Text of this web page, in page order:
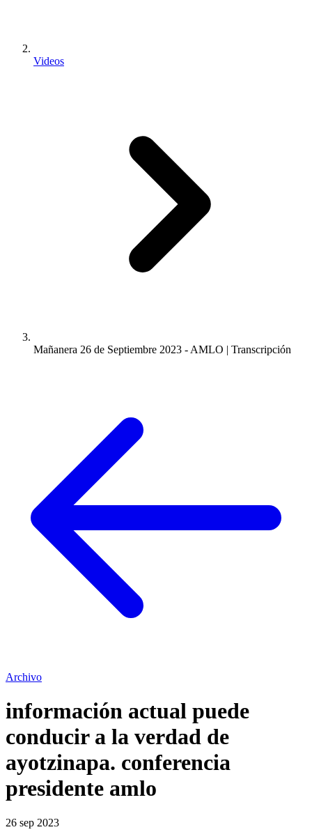
Videos
Mañanera 26 de Septiembre 2023 - AMLO | Transcripción
Archivo
información actual puede
conducir a la verdad de
ayotzinapa. conferencia
presidente amlo
26 sep 2023